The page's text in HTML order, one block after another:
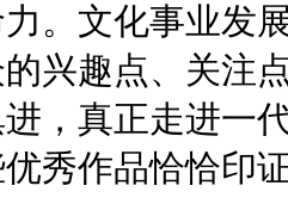
。文化事业发
兴趣点、关注
，真正走进一
秀作品恰恰印